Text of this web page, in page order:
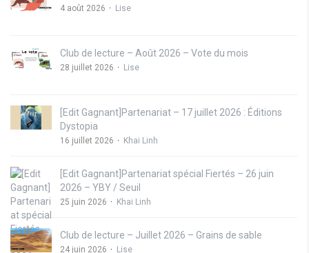
4 août 2026 Lise
Club de lecture – Août 2026 – Vote du mois
28 juillet 2026 Lise
[Edit Gagnant]Partenariat – 17 juillet 2026 : Éditions
Dystopia
16 juillet 2026 Khai Linh
[Edit Gagnant]Partenariat spécial Fiertés – 26 juin
2026 – YBY / Seuil
25 juin 2026 Khai Linh
Club de lecture – Juillet 2026 – Grains de sable
24 juin 2026 Lise